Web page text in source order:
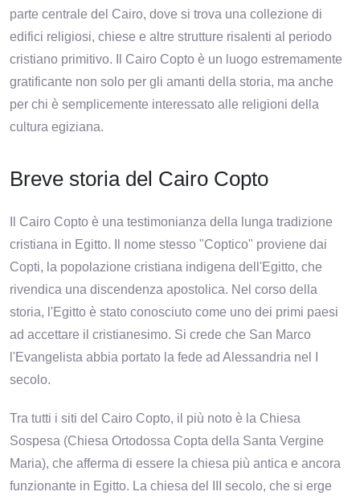
parte centrale del Cairo, dove si trova una collezione di
edifici religiosi, chiese e altre strutture risalenti al periodo
cristiano primitivo. Il Cairo Copto è un luogo estremamente
gratificante non solo per gli amanti della storia, ma anche
per chi è semplicemente interessato alle religioni della
cultura egiziana.
Breve storia del Cairo Copto
Il Cairo Copto è una testimonianza della lunga tradizione
cristiana in Egitto. Il nome stesso "Coptico" proviene dai
Copti, la popolazione cristiana indigena dell'Egitto, che
rivendica una discendenza apostolica. Nel corso della
storia, l'Egitto è stato conosciuto come uno dei primi paesi
ad accettare il cristianesimo. Si crede che San Marco
l'Evangelista abbia portato la fede ad Alessandria nel I
secolo.
Tra tutti i siti del Cairo Copto, il più noto è la Chiesa
Sospesa (Chiesa Ortodossa Copta della Santa Vergine
Maria), che afferma di essere la chiesa più antica e ancora
funzionante in Egitto. La chiesa del III secolo, che si erge